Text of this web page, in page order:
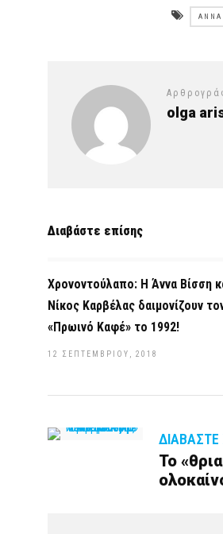
ΆΝΝΑ
olga
Διαβάστε επίσης
Χρονοντούλαπο: Η Άννα Βίσση
Νίκος Καρβέλας δαιμονίζουν
«Πρωινό Καφέ» το 1992!
12 ΣΕΠΤΕΜΒΡΊΟΥ, 2018
ΔΙΑΒΆΣΤΕ
Το